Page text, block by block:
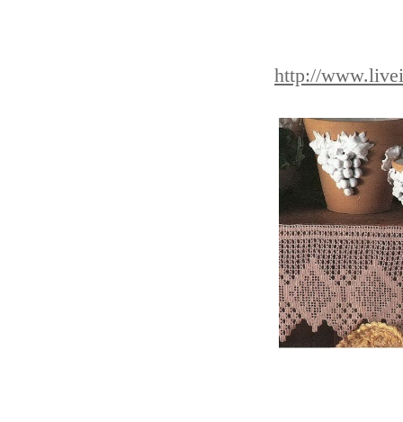
http://